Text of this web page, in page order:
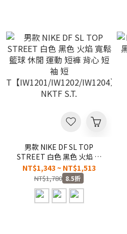
男款 NIKE DF SL TOP
STREET 白色 黑色 火焰 寬
鬆 籃球 休閒 運動 短褲 背心
短袖 短
T【IW1201/IW1202/IW1204】
NKTF S.T.
NT$1,343 ~ NT$1,513
NT$1,780 8.5折